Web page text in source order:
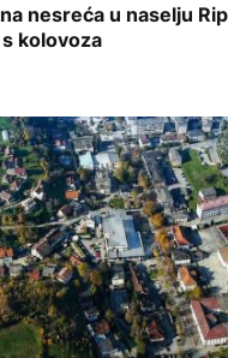
nesreća u naselju
kolovoza